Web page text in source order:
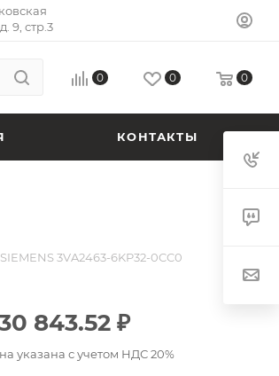
9, стр.3
0 0 0
КОНТАКТЫ
3VA2463-6KP32-0CC0
843.52 ₽
указана с учетом НДС 20%